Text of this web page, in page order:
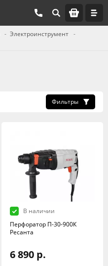
Электроинструмент
Фильтры
В наличии
Перфоратор П-30-900К
Ресанта
6 890 р.